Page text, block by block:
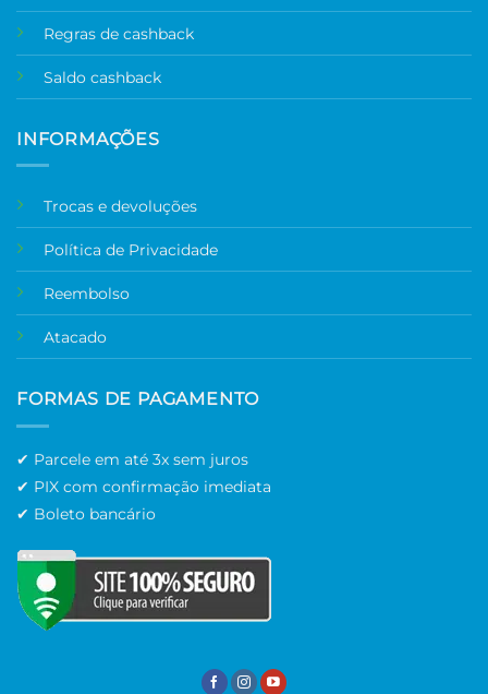
Regras de cashback
Saldo cashback
INFORMAÇÕES
Trocas e devoluções
Política de Privacidade
Reembolso
Atacado
FORMAS DE PAGAMENTO
✔ Parcele em até 3x sem juros
✔ PIX com confirmação imediata
✔ Boleto bancário